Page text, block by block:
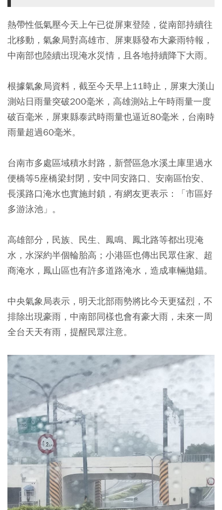
熱帶性低氣壓今天上午已從屏東登陸，從南部持續往
北移動，氣象局對高雄市、屏東縣發布大豪雨特報，
中南部也陸續出現淹水災情，且各地持續降下大雨。
根據氣象局資料，截至今天早上11時止，屏東大漢山
測站日雨量突破200毫米，高雄測站上午時雨量一度
破百毫米，屏東縣泰武時雨量也逼近80毫米，台南時
雨量超過60毫米。
台南市多處區域積水封路，新營區急水溪土庫里過水
便橋等5座橋梁封閉，安中同安路口、安南區怡安、
長溪路口淹水也實施封鎖，有網友更表示：「市區好
多游泳池」。
高雄部分，民族、民生、鳳鳴、鳳北路等都出現淹
水，水深約半個輪胎高；小港區也傳出民眾住家、超
商淹水，鳳山區也有許多道路淹水，造成車輛拋錨。
中央氣象局表示，明天北部雨勢將比今天更猛烈，不
排除出現豪雨，中南部同樣也會有豪大雨，未來一周
全台天天有雨，提醒民眾注意。